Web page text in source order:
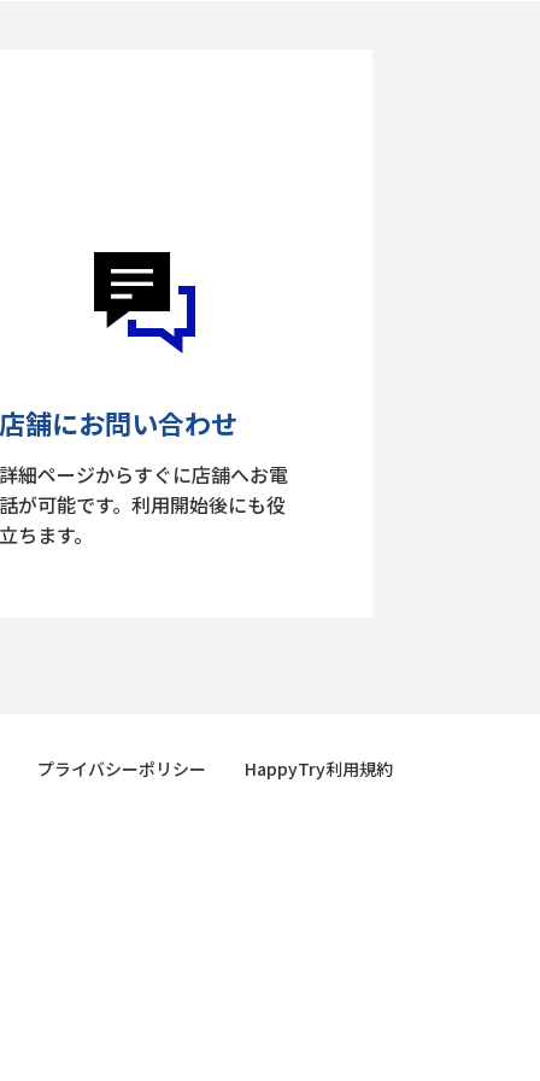
舗にお問い合わせ
細ページからすぐに店舗へお電
が可能です。利用開始後にも役
ちます。
プライバシーポリシー HappyTry利用規約